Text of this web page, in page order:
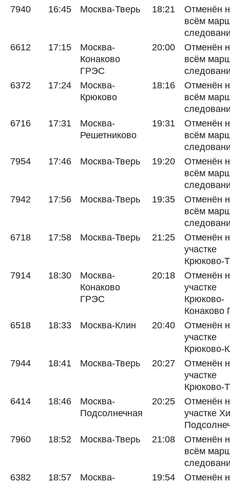
7940 16:45 Москва-Тверь 18:21
Отменён
всём
6612
17:15
Москва-
Конаково
ГРЭС
20:00
Отменён
всём
6372
17:24
Москва-
Крюково
18:16
Отменён
всём
6716
17:31
Москва-
Решетниково
19:31
Отменён
всём
7954
17:46 Москва-Тверь 19:20
Отменён
всём
7942
17:56 Москва-Тверь 19:35
Отменён
всём
6718
17:58 Москва-Тверь 21:25
Отменён
участке
Крюково-
7914
18:30
Москва-
Конаково
ГРЭС
20:18
Отменён
участке
Крюково-
Конаково
6518
18:33 Москва-Клин 20:40
Отменён
участке
Крюково-
7944
18:41 Москва-Тверь 20:27
Отменён
участке
Крюково-
6414
18:46
Москва-
Подсолнечная
20:25
Отменён
участке
7960
18:52 Москва-Тверь 21:08
Отменён
всём
6382
18:57
Москва-
19:54
Отменён